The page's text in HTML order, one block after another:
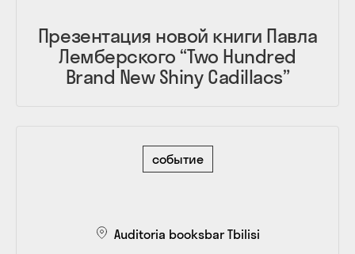
Презентация новой книги Павла
Лемберского “Two Hundred
Brand New Shiny Cadillacs”
событие
Auditoria booksbar Tbilisi